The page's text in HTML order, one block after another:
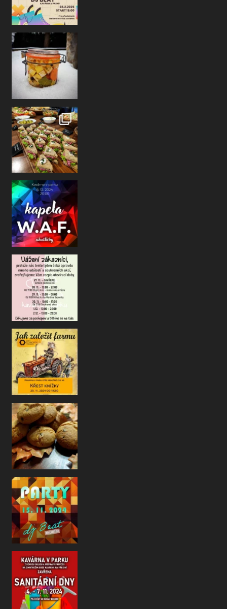
NOVINKA
V naší vitríně nově najde
a příjemnému posezení ne
@wafk
Drazí kavárenští přátelé a kamarádi
jste si u nás oblíbili a m
Drazí hosté a přátelé, než nám